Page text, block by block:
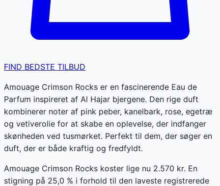
FIND BEDSTE TILBUD
Amouage Crimson Rocks er en fascinerende Eau de
Parfum inspireret af Al Hajar bjergene. Den rige duft
kombinerer noter af pink peber, kanelbark, rose, egetræ
og vetiverolie for at skabe en oplevelse, der indfanger
skønheden ved tusmørket. Perfekt til dem, der søger en
duft, der er både kraftig og fredfyldt.
Amouage Crimson Rocks koster lige nu 2.570 kr. En
stigning på 25,0 % i forhold til den laveste registrerede